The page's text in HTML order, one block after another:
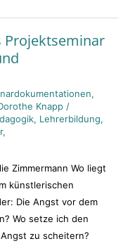
Projektseminar
,
Knapp/
, Lehrerbildung,
,
Zimmermann Wo liegt
künstlerischen
Die Angst vor dem
Wo setze ich den
zu scheitern?